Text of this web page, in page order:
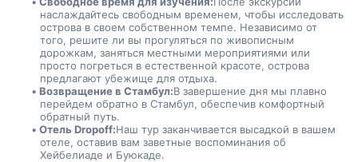
наслаждайтесь свободным временем, чтобы исследовать
острова в своем собственном темпе. Независимо от
того, решите ли вы прогуляться по живописным
дорожкам, заняться местными мероприятиями или
просто погреться в естественной красоте, острова
предлагают убежище для отдыха.
Возвращение в Стамбул:В завершение дня мы плавно
перейдем обратно в Стамбул, обеспечив комфортный
обратный путь.
Отель Dropoff:Наш тур заканчивается высадкой в вашем
отеле, оставив вам заветные воспоминания об
Хейбелиаде и Буюкаде.